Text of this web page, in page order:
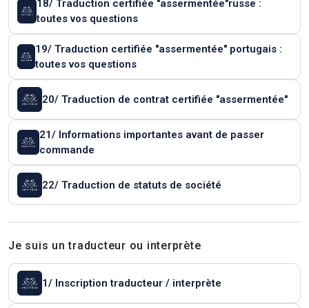
18/ Traduction certifiée "assermentée"russe :
toutes vos questions
19/ Traduction certifiée "assermentée" portugais :
toutes vos questions
20/ Traduction de contrat certifiée "assermentée"
21/ Informations importantes avant de passer
commande
22/ Traduction de statuts de société
Je suis un traducteur ou interprète
1/ Inscription traducteur / interprète